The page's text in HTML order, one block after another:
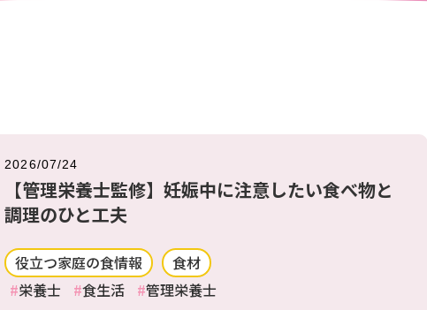
2026/07/24
【管理栄養士監修】妊娠中に注意したい食べ物と
調理のひと工夫
役立つ家庭の食情報
食材
栄養士
食生活 管理栄養士